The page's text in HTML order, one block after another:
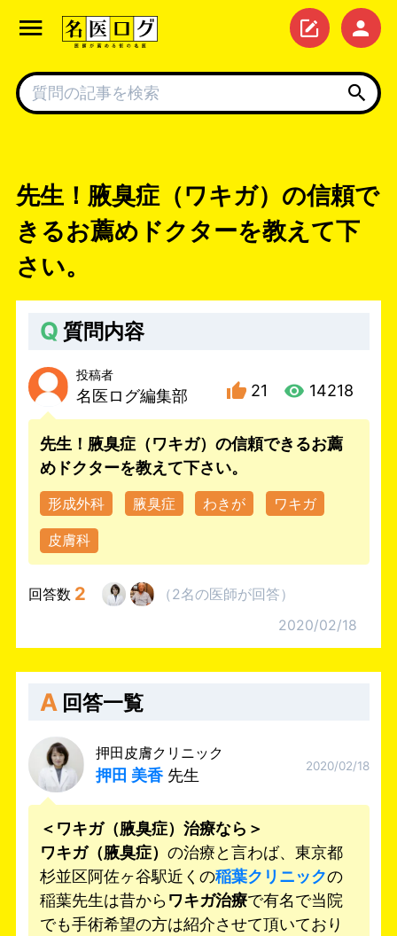
先生！腋臭症（ワキガ）の信頼で
きるお薦めドクターを教えて下
さい。
Q 質問内容
投稿者
名医ログ編集部 21 14218
先生！腋臭症（ワキガ）の信頼できるお薦
めドクターを教えて下さい。
形成外科 腋臭症 わきが ワキガ
皮膚科
回答数 2 （2名の医師が回答）
2020/02/18
A 回答一覧
押田皮膚クリニック
押田 美香 先生 2020/02/18
＜ワキガ（腋臭症）治療なら＞
ワキガ（腋臭症） の治療と言わば、東京都
杉並区阿佐ヶ谷駅近くの稲葉クリニックの
稲葉先生は昔からワキガ治療で有名で当院
でも手術希望の方は紹介させて頂いており